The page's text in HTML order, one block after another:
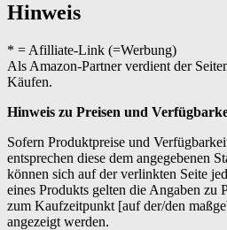
Hinweis
* = Afilliate-Link (=Werbung)
Als Amazon-Partner verdient der
Käufen.
Hinweis zu Preisen und
Sofern Produktpreise und
entsprechen diese dem angegebenen
können sich auf der verlinkten Seite
eines Produkts gelten die Angaben zu
zum Kaufzeitpunkt [auf der/den
angezeigt werden.